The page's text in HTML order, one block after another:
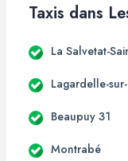
Taxis dans
La Salvetat-
Lagardelle-
Beaupuy 31
Montrabé